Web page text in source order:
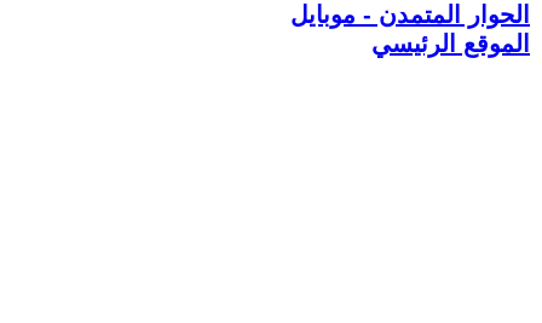
الحوار المتمدن - موبايل
الموقع الرئيسي